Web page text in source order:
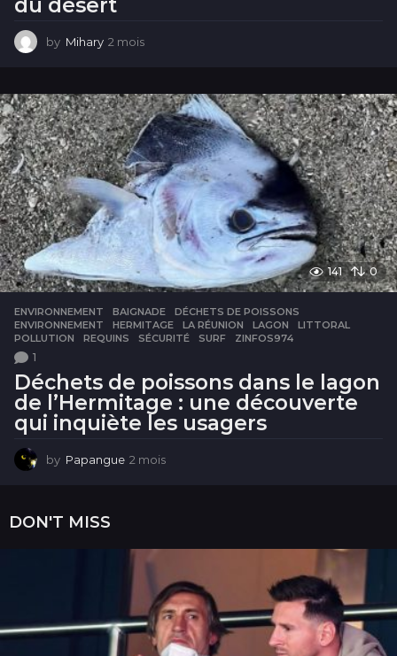
du désert
by Mihary 2 mois
i
s
141 0
ENVIRONNEMENT BAIGNADE ,DÉCHETS DE POISSONS
ENVIRONNEMENT
,HERMITAGE ,LA RÉUNION ,LAGON ,LITTORAL
POLLUTION
,REQUINS ,SÉCURITÉ ,SURF ,ZINFOS974
1
Déchets de poissons dans le lagon
de l’Hermitage : une découverte
qui inquiète les usagers
by Papangue 2 mois
DON'T MISS